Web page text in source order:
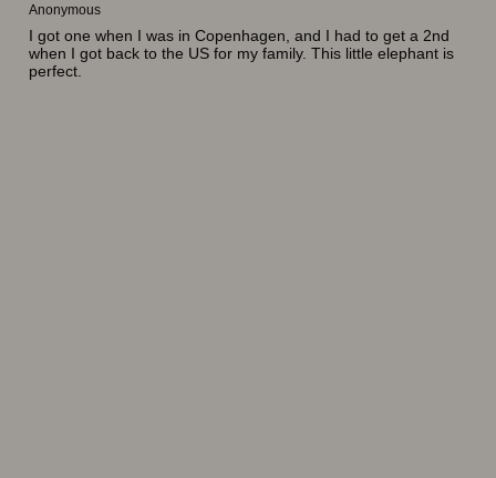
Anonymous
I got one when I was in Copenhagen, and I had to get a 2nd
when I got back to the US for my family. This little elephant is
perfect.